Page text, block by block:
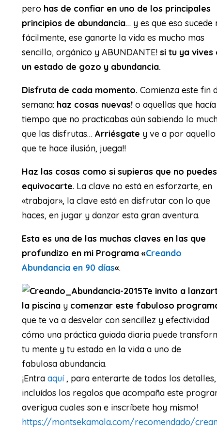
pero has de confiar en uno de los principales
principios de abundancia… y es que eso sucede
fácilmente, ese ganarte la vida es mucho mas
sencillo, orgánico y ABUNDANTE! si tu ya vives
un estado de gozo y abundancia.
Disfruta de cada momento. Comienza este fin
semana: haz cosas nuevas! o aquellas que hacía
tiempo que no practicabas aún sabiendo lo
que las disfrutas… Arriésgate y ve a por aquello
que te hace ilusión, juega!!
Haz las cosas como si supieras que no puedes
equivocarte. La clave no está en esforzarte, en
«trabajar», la clave está en disfrutar con lo que
haces, en jugar y danzar esta gran aventura.
Esta es una de las muchas claves en las que
profundizo en mi Programa «Creando
Abundancia en 90 días«.
Te invito a
la piscinay comenzar este fabuloso
que te va a desvelar con sencillez y efectividad
cómo una práctica guiada diaria puede
tu mente y tu estado en la vida a uno de
fabulosa abundancia.
¡Entra aquí, para enterarte de todos los detalles,
incluídos los regalos que acompaña este
averigua cuales son e inscríbete hoy mismo!
https://montsekamala.com/recomendado/